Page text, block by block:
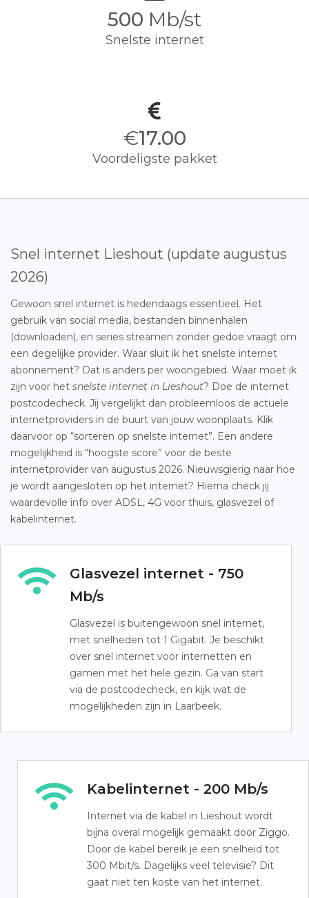
500 Mb/st
Snelste internet
€17.00
Voordeligste pakket
Snel internet Lieshout (update augustus
2026)
Gewoon snel internet is hedendaags essentieel. Het
gebruik van social media, bestanden binnenhalen
(downloaden), en series streamen zonder gedoe vraagt om
een degelijke provider. Waar sluit ik het snelste internet
abonnement? Dat is anders per woongebied. Waar moet ik
zijn voor het snelste internet in Lieshout? Doe de internet
postcodecheck. Jij vergelijkt dan probleemloos de actuele
internetproviders in de buurt van jouw woonplaats. Klik
daarvoor op “sorteren op snelste internet”. Een andere
mogelijkheid is “hoogste score” voor de beste
internetprovider van augustus 2026. Nieuwsgierig naar hoe
je wordt aangesloten op het internet? Hierna check jij
waardevolle info over ADSL, 4G voor thuis, glasvezel of
kabelinternet.
Glasvezel internet - 750
Mb/s
Glasvezel is buitengewoon snel internet,
met snelheden tot 1 Gigabit. Je beschikt
over snel internet voor internetten en
gamen met het hele gezin. Ga van start
via de postcodecheck, en kijk wat de
mogelijkheden zijn in Laarbeek.
Kabelinternet - 200 Mb/s
Internet via de kabel in Lieshout wordt
bijna overal mogelijk gemaakt door Ziggo.
Door de kabel bereik je een snelheid tot
300 Mbit/s. Dagelijks veel televisie? Dit
gaat niet ten koste van het internet.